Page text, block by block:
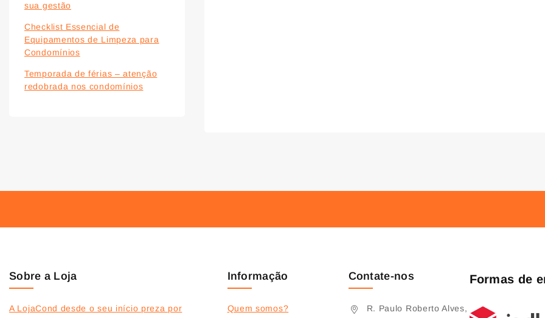
sua gestão
Checklist Essencial de
Equipamentos de Limpeza para
Condomínios
Temporada de férias – atenção
redobrada nos condomínios
Sobre a Loja
A LojaCond desde o seu início preza por
Informação
Quem somos?
Contate-nos
R. Paulo Roberto Alves,
Formas de